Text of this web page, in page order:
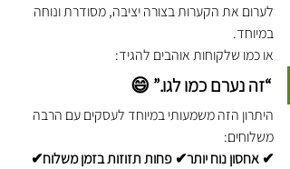
לערום את הקערות בצורה יציבה, מסודרת ונוחה
במיוחד.
או כמו שלקוחות אוהבים להגיד:
“זה נערם כמו לגו.” 😄
היתרון הזה משמעותי במיוחד לעסקים עם הרבה
משלוחים:
✔ אחסון נוח יותר✔ פחות תזוזות בזמן משלוח✔